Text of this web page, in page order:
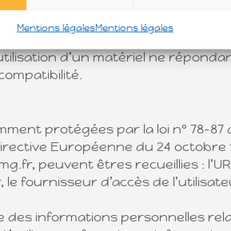
Mentions légalesMentions légales
des dommages directs et
d’un matériel ne
protégées par la loi n° 78-87
Européenne du 24 octobre
peuvent êtres recueillies :
fournisseur d’accès de
des informations personnelles